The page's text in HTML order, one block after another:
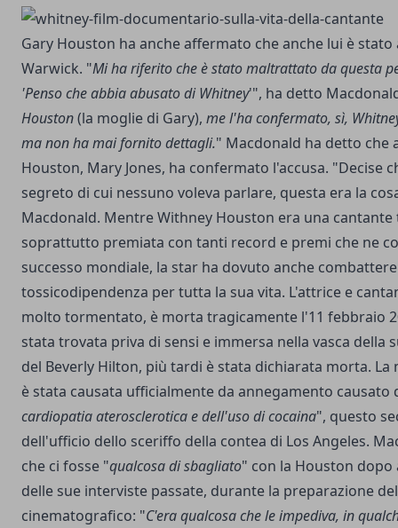
Gary Houston ha anche affermato che anche lui è stato
Warwick. "Mi ha riferito che è stato maltrattato da questa
'Penso che abbia abusato di Whitney'", ha detto
Houston(la moglie di Gary), me l'ha confermato, sì,
ma non ha mai fornito dettagli." Macdonald ha detto che
Houston, Mary Jones, ha confermato l'accusa. "Decise
segreto di cui nessuno voleva parlare, questa era la
Macdonald. Mentre Withney Houston era una
soprattutto premiata con tanti record e premi che ne
successo mondiale, la star ha dovuto anche
tossicodipendenza per tutta la sua vita. L'attrice e
molto tormentato, è morta tragicamente l'11 febbraio
stata trovata priva di sensi e immersa nella vasca della
del Beverly Hilton, più tardi è stata dichiarata morta.
è stata causata ufficialmente da annegamento causato
cardiopatia aterosclerotica e dell'uso di cocaina", questo
dell'ufficio dello sceriffo della contea di Los Angeles.
che ci fosse "qualcosa di sbagliato" con la Houston
delle sue interviste passate, durante la preparazione
cinematografico: "C'era qualcosa che le impediva, in